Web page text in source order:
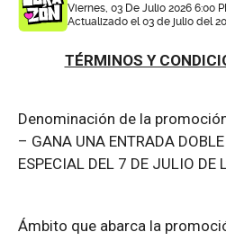
Viernes, 03 De Julio 2026 6:00
Actualizado el 03 de julio del
TÉRMINOS Y
Denominación de la
– GANA UNA ENTRADA
ESPECIAL DEL 7 DE JULIO DE
Ámbito que abarca la